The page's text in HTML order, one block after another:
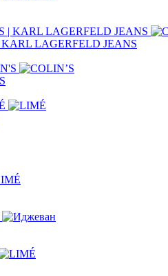
KARL LAGERFELD JEANS